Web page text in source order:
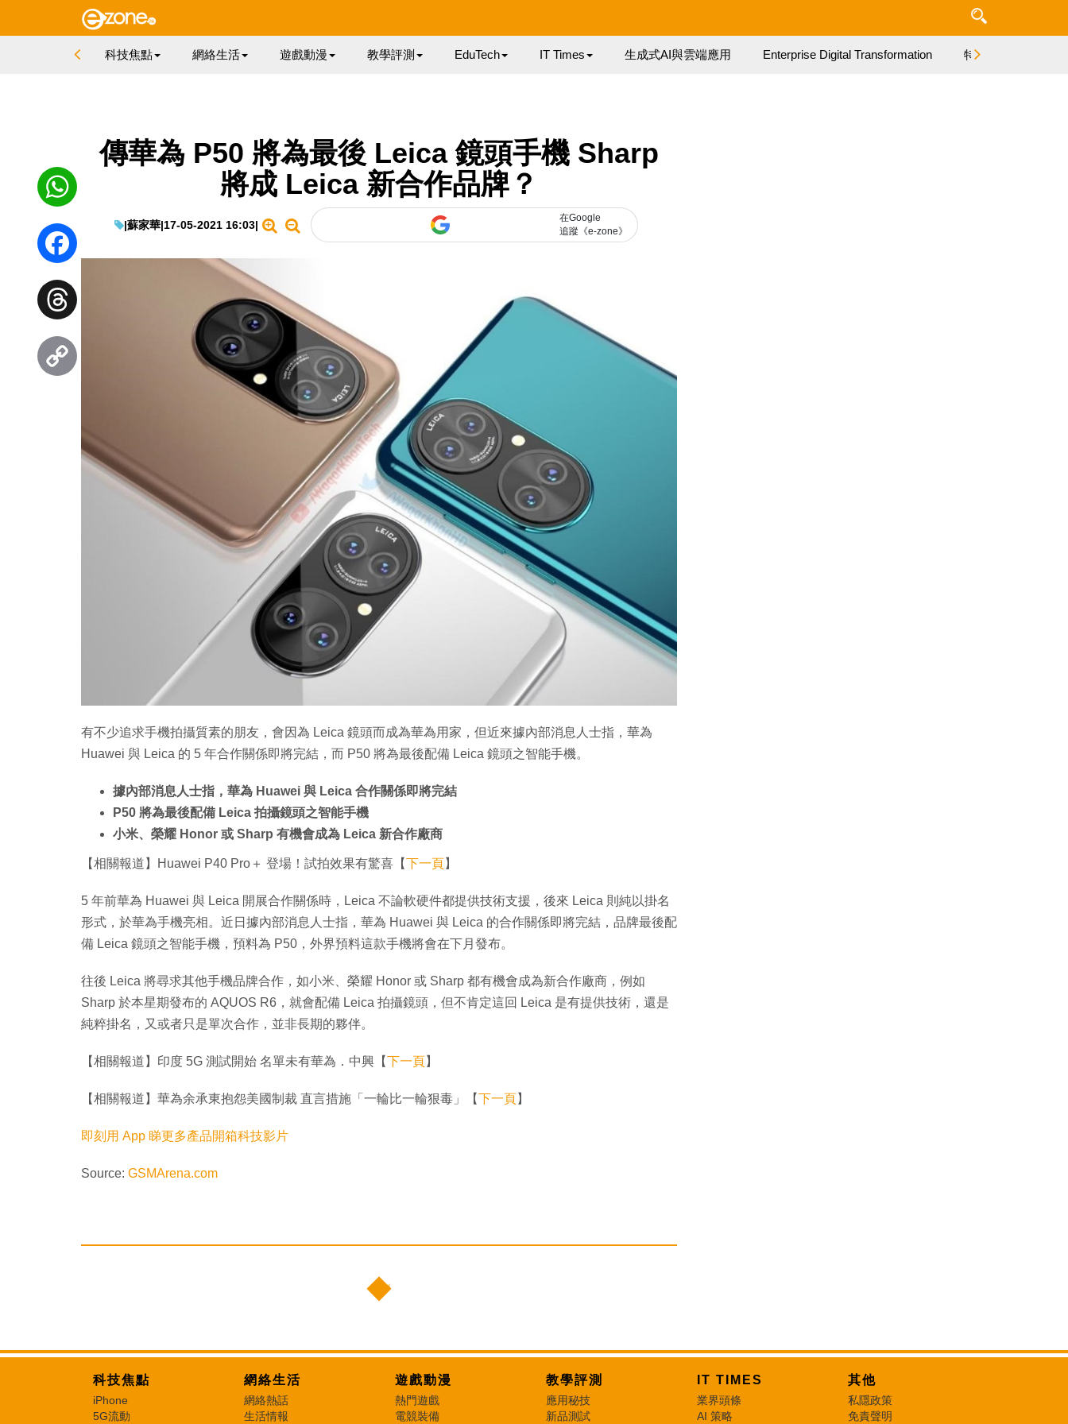
科技焦點 網絡生活 遊戲動漫 教學評測 EduTech IT Times 生成式AI與雲端應用 Enterprise Digital Transformation 特集
傳華為 P50 將為最後 Leica 鏡頭手機 Sharp
將成 Leica 新合作品牌？
|蘇家華|17-05-2021 16:03|
在Google
追蹤《e-zone》
有不少追求手機拍攝質素的朋友，會因為 Leica 鏡頭而成為華為用家，但近來據內部消息人士指，華為
Huawei 與 Leica 的 5 年合作關係即將完結，而 P50 將為最後配備 Leica 鏡頭之智能手機。
據內部消息人士指，華為 Huawei 與 Leica 合作關係即將完結
P50 將為最後配備 Leica 拍攝鏡頭之智能手機
小米、榮耀 Honor 或 Sharp 有機會成為 Leica 新合作廠商
【相關報道】Huawei P40 Pro＋ 登場！試拍效果有驚喜【下一頁】
5 年前華為 Huawei 與 Leica 開展合作關係時，Leica 不論軟硬件都提供技術支援，後來 Leica 則純以掛名
形式，於華為手機亮相。近日據內部消息人士指，華為 Huawei 與 Leica 的合作關係即將完結，品牌最後配
備 Leica 鏡頭之智能手機，預料為 P50，外界預料這款手機將會在下月發布。
往後 Leica 將尋求其他手機品牌合作，如小米、榮耀 Honor 或 Sharp 都有機會成為新合作廠商，例如
Sharp 於本星期發布的 AQUOS R6，就會配備 Leica 拍攝鏡頭，但不肯定這回 Leica 是有提供技術，還是
純粹掛名，又或者只是單次合作，並非長期的夥伴。
【相關報道】印度 5G 測試開始 名單未有華為．中興【下一頁】
【相關報道】華為余承東抱怨美國制裁 直言措施「一輪比一輪狠毒」【下一頁】
即刻用 App 睇更多產品開箱科技影片
Source: GSMArena.com
WhatsApp
Facebook
Threads
科技焦點
iPhone
5G流動
網絡生活
網絡熱話
生活情報
遊戲動漫
熱門遊戲
電競裝備
教學評測
應用秘技
新品測試
IT TIMES
業界頭條
AI 策略
其他
私隱政策
免責聲明